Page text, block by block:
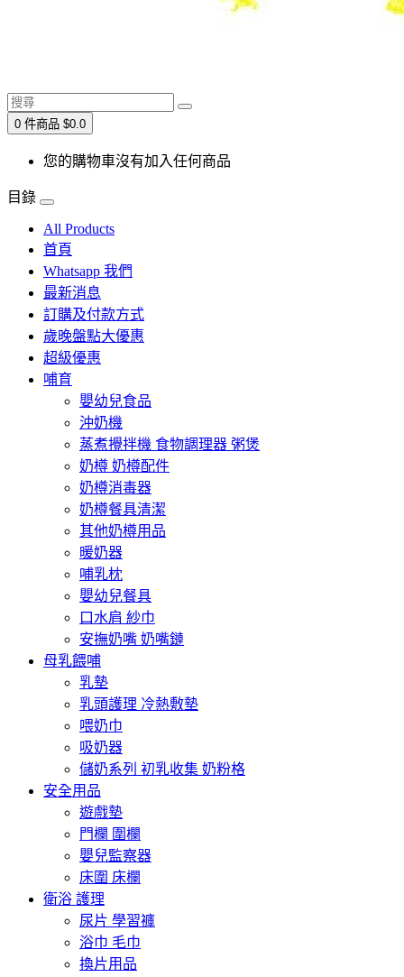
0 件商品 $0.0
您的購物車沒有加入任何商品
目錄
All Products
首頁
Whatsapp 我們
最新消息
訂購及付款方式
歲晚盤點大優惠
超級優惠
哺育
嬰幼兒食品
沖奶機
蒸煮攪拌機 食物調理器 粥煲
奶樽 奶樽配件
奶樽消毒器
奶樽餐具清潔
其他奶樽用品
暖奶器
哺乳枕
嬰幼兒餐具
口水肩 紗巾
安撫奶嘴 奶嘴鏈
母乳餵哺
乳墊
乳頭護理 冷熱敷墊
喂奶巾
吸奶器
儲奶系列 初乳收集 奶粉格
安全用品
遊戲墊
門欄 圍欄
嬰兒監察器
床圍 床欄
衛浴 護理
尿片 學習褲
浴巾 毛巾
換片用品